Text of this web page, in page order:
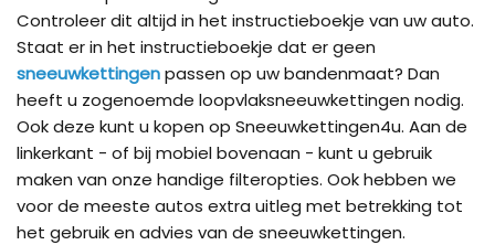
Controleer dit altijd in het instructieboekje van uw auto.
Staat er in het instructieboekje dat er geen
sneeuwkettingenpassen op uw bandenmaat? Dan
heeft u zogenoemde loopvlaksneeuwkettingen nodig.
Ook deze kunt u kopen op Sneeuwkettingen4u. Aan de
linkerkant - of bij mobiel bovenaan - kunt u gebruik
maken van onze handige filteropties. Ook hebben we
voor de meeste autos extra uitleg met betrekking tot
het gebruik en advies van de sneeuwkettingen.